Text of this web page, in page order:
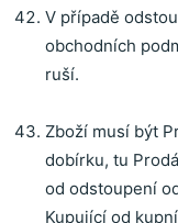
V případě
obchodních
ruší.
Zboží musí být
dobírku, tu
od odstoupení
Kupující od